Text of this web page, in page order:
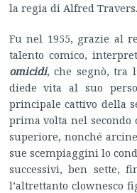
la regia di Alfred Travers.
Fu nel 1955, grazie al
talento comico,
omicidi, che segnò, tra
diede vita al suo
principale cattivo della
prima volta nel secondo
superiore, nonché
sue scempiaggini lo
successivi, ben sette,
l’altrettanto clownesco